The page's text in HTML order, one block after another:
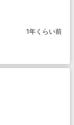
1年くらい前